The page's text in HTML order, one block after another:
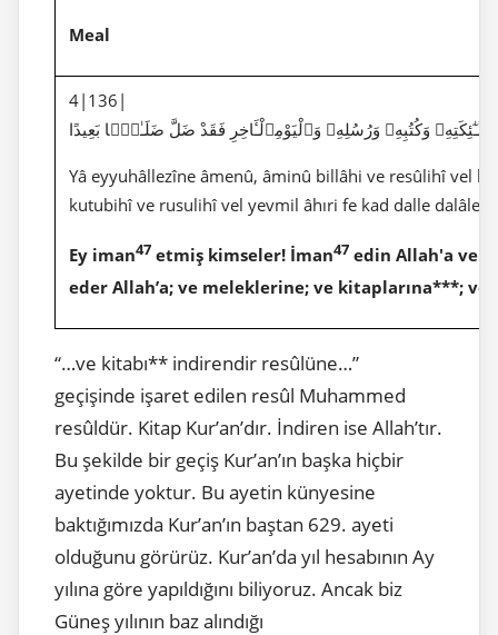
Meal
4|136|
وَكُتُبِهِۦ وَرُسُلِهِۦ وَٱلْيَوْمِٱلْـَٔاخِرِ فَقَدْ ضَلَّ ضَلَـٰلًۢا بَعِيدًا
Yâ eyyuhâllezîne âmenû, âminû billâhi ve resûlihî vel
kutubihî ve rusulihî vel yevmil âhıri fe kad dalle dalâlen
Ey iman47 etmiş kimseler! İman47 edin Allah'a ve
eder Allah’a; ve meleklerine; ve kitaplarına***;
“…ve kitabı** indirendir resûlüne…”
geçişinde işaret edilen resûl Muhammed
resûldür. Kitap Kur’an’dır. İndiren ise Allah’tır.
Bu şekilde bir geçiş Kur’an’ın başka hiçbir
ayetinde yoktur. Bu ayetin künyesine
baktığımızda Kur’an’ın baştan 629. ayeti
olduğunu görürüz. Kur’an’da yıl hesabının Ay
yılına göre yapıldığını biliyoruz. Ancak biz
Güneş yılının baz alındığı